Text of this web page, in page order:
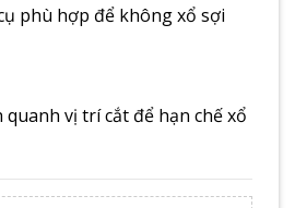
phù hợp để không xổ sợi
vị trí cắt để hạn chế xổ